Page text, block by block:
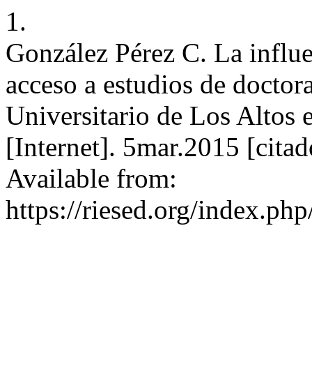
1.
González Pérez C. La
acceso a estudios de
Universitario de Los Altos
[Internet]. 5mar.2015
Available from:
https://riesed.org/